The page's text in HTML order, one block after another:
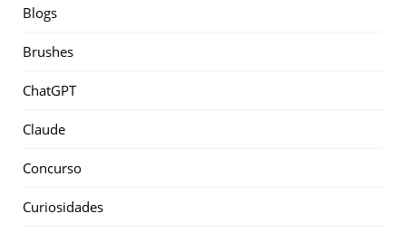
Blogs
Brushes
ChatGPT
Claude
Concurso
Curiosidades